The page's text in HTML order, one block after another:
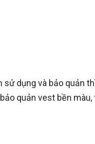
dụng và bảo quản
quản vest bền